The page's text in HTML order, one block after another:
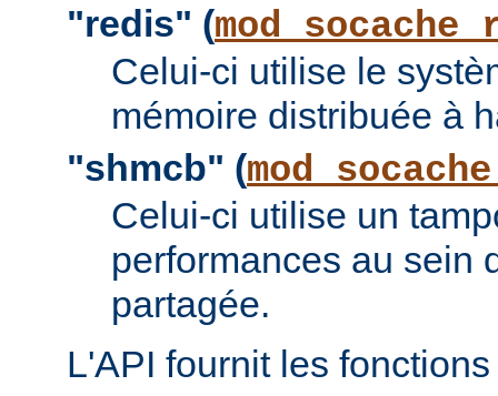
"redis" (
Celui-ci utilise le
mémoire distribuée à
"shmcb" (
Celui-ci utilise un
performances au sein
partagée.
L'API fournit les